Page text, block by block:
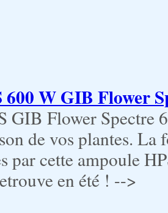
W GIB Flower
GIB Flower Spectre
de vos plantes.
par cette ampoule
en été ! -->